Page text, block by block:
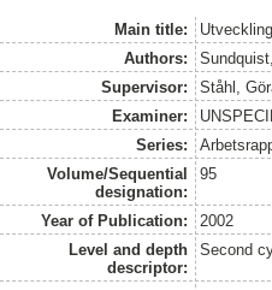
Main title:
Authors:
Supervisor:
Ståhl,
Examiner:
Series:
Volume/Sequential
designation:
95
Year of Publication:
2002
Level and depth
descriptor:
Second